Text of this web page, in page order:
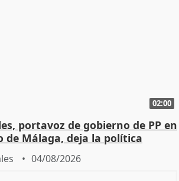
02:00
portavoz de gobierno de PP en
de Málaga, deja la política
04/08/2026